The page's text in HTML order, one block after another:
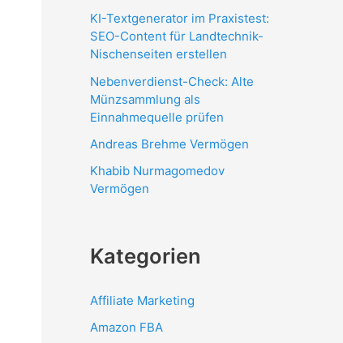
KI-Textgenerator im Praxistest:
SEO-Content für Landtechnik-
Nischenseiten erstellen
Nebenverdienst-Check: Alte
Münzsammlung als
Einnahmequelle prüfen
Andreas Brehme Vermögen
Khabib Nurmagomedov
Vermögen
Kategorien
Affiliate Marketing
Amazon FBA